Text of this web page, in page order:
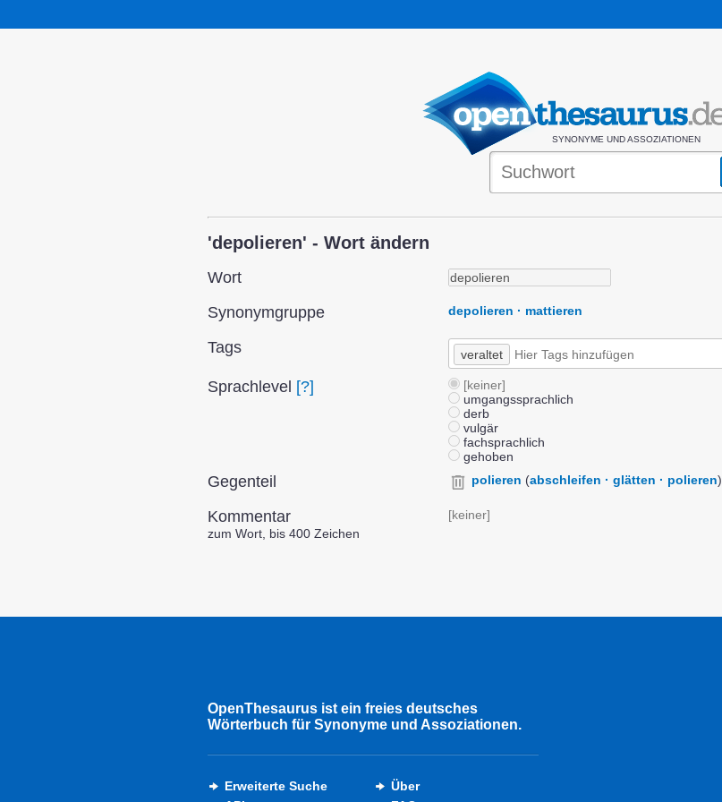
SYNONYME UND ASSOZIATIONEN
'depolieren' - Wort ändern
Wort
Synonym­gruppe
depolieren · mattieren
Tags veraltet
Sprach­level [?]
[keiner]
umgangssprachlich
derb
vulgär
fachsprachlich
gehoben
Gegenteil polieren (abschleifen · glätten · polieren)
Kommentar
zum Wort, bis 400 Zeichen
[keiner]
OpenThesaurus ist ein freies deutsches
Wörterbuch für Synonyme und Assoziationen.
Erweiterte Suche
Über